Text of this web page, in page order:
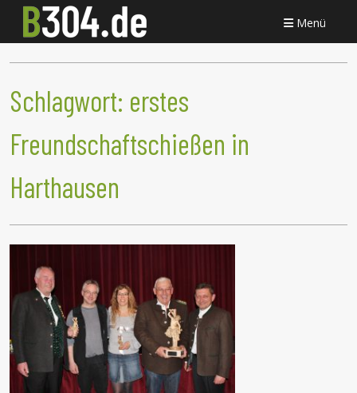
Menü
Schlagwort: erstes
Freundschaftschießen in
Harthausen